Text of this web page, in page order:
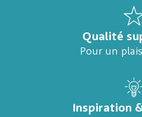
Qualité
Pour un
Inspiration